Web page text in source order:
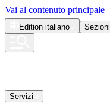
Vai al contenuto principale
Edition italiano Sezioni
Servizi